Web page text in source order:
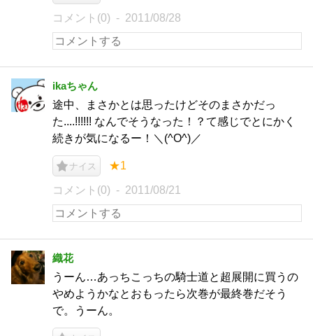
コメント(0) 2011/08/28
ikaちゃん
途中、まさかとは思ったけどそのまさかだっ
た....!!!!!! なんでそうなった！？て感じでとにかく
続きが気になるー！＼(^O^)／
ナイス ★1
コメント(0) 2011/08/21
織花
うーん…あっちこっちの騎士道と超展開に買うの
やめようかなとおもったら次巻が最終巻だそう
で。うーん。